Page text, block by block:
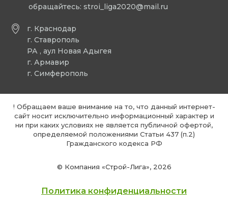
г. Краснодар
г. Ставрополь
РА , аул Новая Адыгея
г. Армавир
г. Симферополь
обращайтесь: stroi_liga2020@mail.ru
© Компания «Строй-Лига», 2026
! Обращаем ваше внимание на то, что данный интернет-
сайт носит исключительно информационный характер и
ни при каких условиях не является публичной офертой,
определяемой положениями Статьи 437 (п.2)
Гражданского кодекса РФ
Политика конфиденциальности